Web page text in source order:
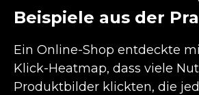
Beispiele aus der
Ein Online-Shop entdeckte
Klick-Heatmap, dass viele
Produktbilder klickten, die